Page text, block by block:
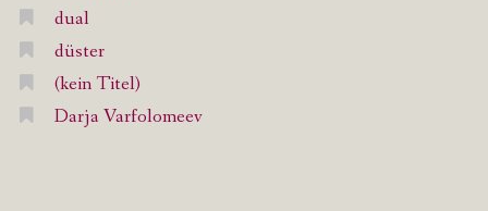
dual
düster
(kein Titel)
Darja Varfolomeev